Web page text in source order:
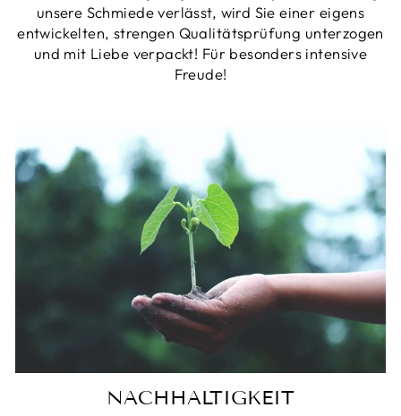
unsere Schmiede verlässt, wird Sie einer eigens
entwickelten, strengen Qualitätsprüfung unterzogen
und mit Liebe verpackt! Für besonders intensive
Freude!
NACHHALTIGKEIT